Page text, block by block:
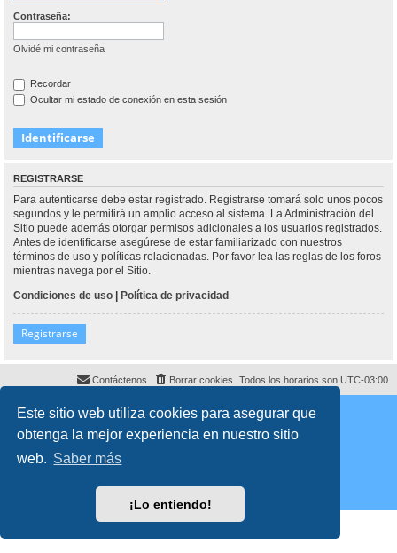
Este sitio web utiliza cookies para asegurar que
obtenga la mejor experiencia en nuestro sitio
web. Saber más
¡Lo entiendo!
Contraseña:
Olvidé mi contraseña
Recordar
Ocultar mi estado de conexión en esta sesión
REGISTRARSE
Para autenticarse debe estar registrado. Registrarse tomará solo unos pocos
segundos y le permitirá un amplio acceso al sistema. La Administración del
Sitio puede además otorgar permisos adicionales a los usuarios registrados.
Antes de identificarse asegúrese de estar familiarizado con nuestros
términos de uso y políticas relacionadas. Por favor lea las reglas de los foros
mientras navega por el Sitio.
Condiciones de uso | Política de privacidad
Registrarse
Todos los horarios son UTC-03:00
Borrar cookies
Contáctenos
Desarrollado porphpBB ® Forum Software © phpBB Limited
Director:Dr. Sztarkman- Diseñado por ©Abogados Argentinos2025